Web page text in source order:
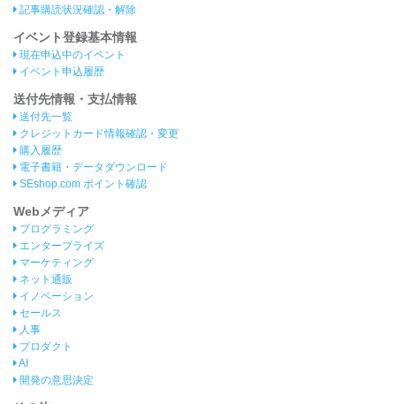
記事購読状況確認・解除
イベント登録基本情報
現在申込中のイベント
イベント申込履歴
送付先情報・支払情報
送付先一覧
クレジットカード情報確認・変更
購入履歴
電子書籍・データダウンロード
SEshop.com ポイント確認
Webメディア
プログラミング
エンタープライズ
マーケティング
ネット通販
イノベーション
セールス
人事
プロダクト
AI
開発の意思決定